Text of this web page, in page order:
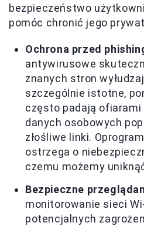
bezpieczeństwo
pomóc chronić jego
Ochrona przed
antywirusowe
znanych stron
szczególnie istotne,
często padają ofiarami
danych osobowych
złośliwe linki.
ostrzega o
czemu możemy
Bezpieczne
monitorowanie sieci
potencjalnych